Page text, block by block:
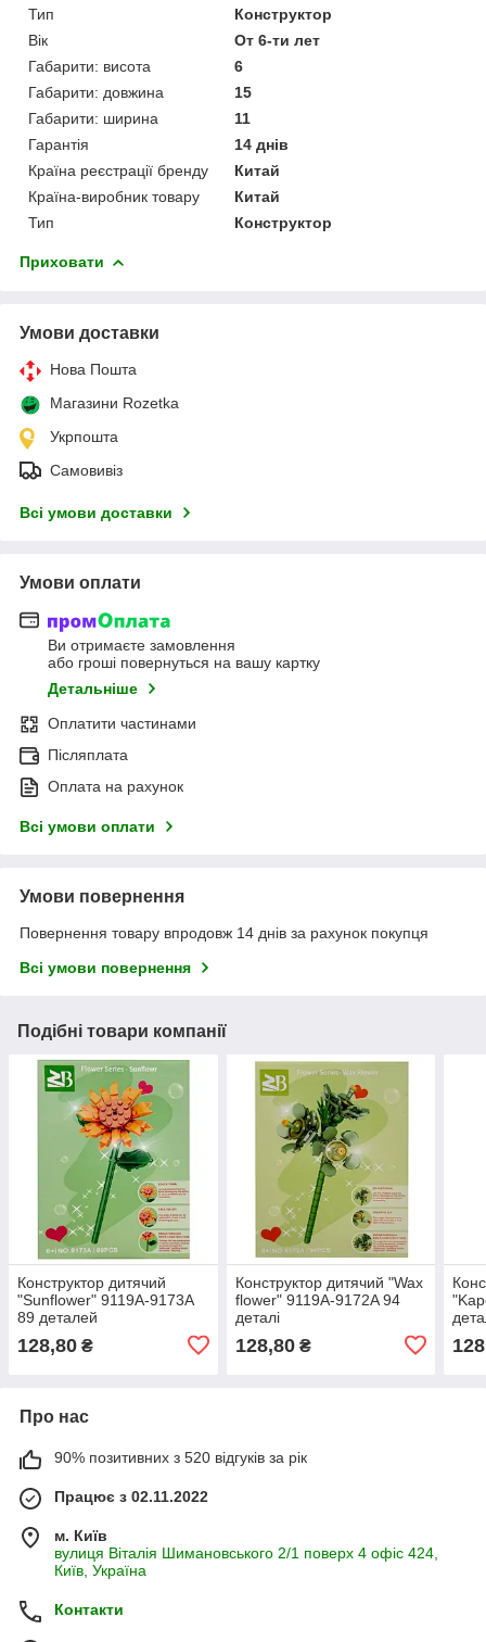
Тип
Конструктор
Вік
От 6-ти лет
Габарити: висота
6
Габарити: довжина
15
Габарити: ширина
11
Гарантія
14 днів
Країна реєстрації бренду
Китай
Країна-виробник товару
Китай
Тип
Конструктор
Приховати
Умови доставки
Нова Пошта
Магазини Rozetka
Укрпошта
Самовивіз
Всі умови доставки
Умови оплати
Ви отримаєте замовлення
або гроші повернуться на вашу картку
Детальніше
Оплатити частинами
Післяплата
Оплата на рахунок
Всі умови оплати
Умови повернення
Повернення товару впродовж 14 днів за рахунок покупця
Всі умови повернення
Подібні товари компанії
Конструктор дитячий
"Sunflower" 9119A-9173A
89 деталей
128,80 ₴
Конструктор дитячий "Wax
flower" 9119A-9172A 94
деталі
128,80₴
Про нас
90% позитивних з 520 відгуків за рік
Працює з 02.11.2022
м. Київ
вулиця Віталія Шимановського 2/1 поверх 4 офіс 424,
Київ, Україна
Контакти